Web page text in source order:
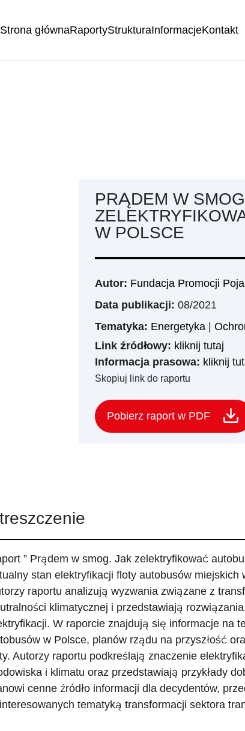
Strona głównaRaportyStrukturaInformacjeKontakt
PRĄDEM W
W POLSCE
Autor: Fundacja Promocji
Data publikacji: 08/2021
Tematyka: Energetyka|
Link źródłowy: kliknij tutaj
Informacja prasowa: kliknij
Skopiuj link do raportu
Pobierz raport w PDF
” Prądem w smog. Jak zelektryfikować
stan elektryfikacji floty autobusów miejskich
raportu analizują wyzwania związane z
klimatycznej i przedstawiają
W raporcie znajdują się informacje na
w Polsce, planów rządu na przyszłość
Autorzy raportu podkreślają znaczenie
i klimatu oraz przedstawiają przykłady
cenne źródło informacji dla decydentów,
tematyką transformacji sektora